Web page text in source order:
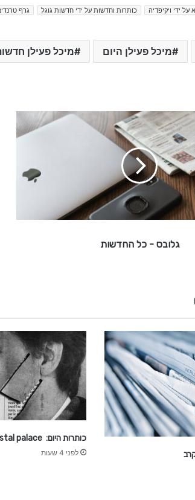
על ידי ויקיפדיה כותרות וחדשות על ידי חדשות גוגל גרף
מיכל פעילן היום מיכל פעילן
גלובס - כל החדשות
כותרות היום: crystal palace
לפני 4 שעות